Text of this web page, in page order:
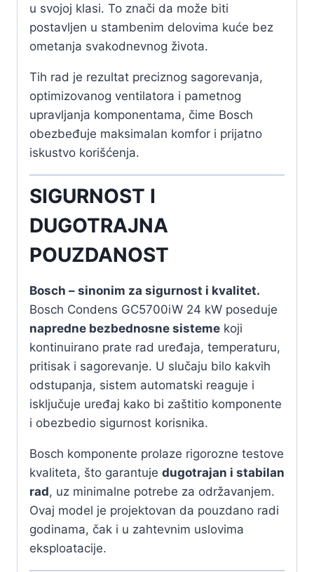
u svojoj klasi. To znači da može biti
postavljen u stambenim delovima kuće bez
ometanja svakodnevnog života.
Tih rad je rezultat preciznog sagorevanja,
optimizovanog ventilatora i pametnog
upravljanja komponentama, čime Bosch
obezbeđuje maksimalan komfor i prijatno
iskustvo korišćenja.
SIGURNOST I
DUGOTRAJNA
POUZDANOST
Bosch – sinonim za sigurnost i kvalitet.
Bosch Condens GC5700iW 24 kW poseduje
napredne bezbednosne sisteme koji
kontinuirano prate rad uređaja, temperaturu,
pritisak i sagorevanje. U slučaju bilo kakvih
odstupanja, sistem automatski reaguje i
isključuje uređaj kako bi zaštitio komponente
i obezbedio sigurnost korisnika.
Bosch komponente prolaze rigorozne testove
kvaliteta, što garantuje dugotrajan i stabilan
rad, uz minimalne potrebe za održavanjem.
Ovaj model je projektovan da pouzdano radi
godinama, čak i u zahtevnim uslovima
eksploatacije.